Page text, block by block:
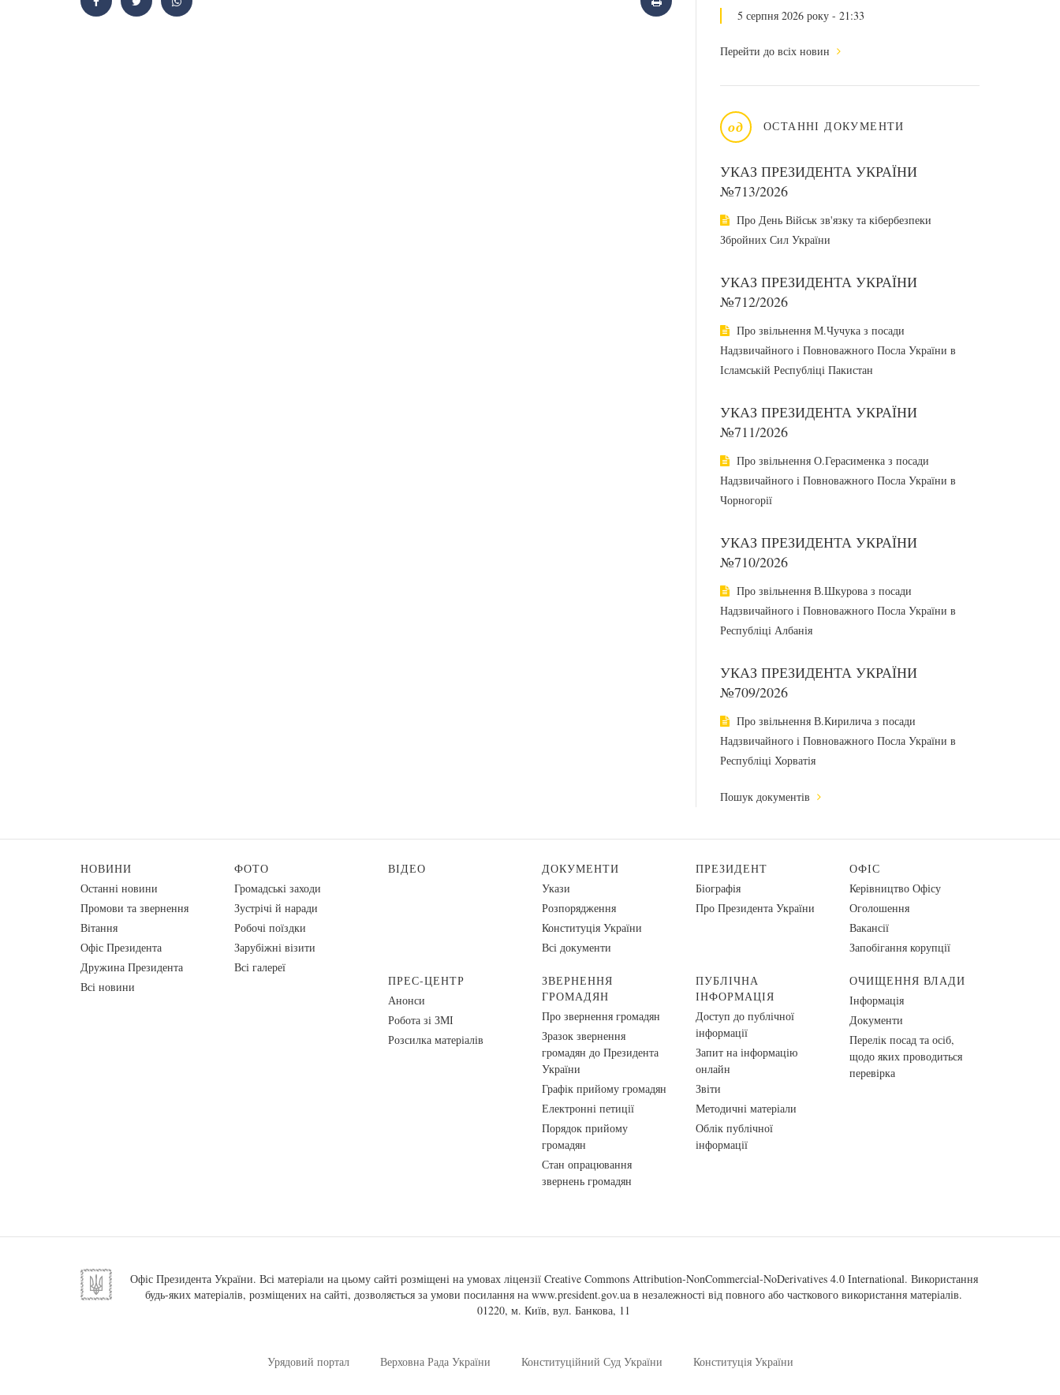
5 серпня 2026 року - 21:33
Перейти до всіх новин
од ОСТАННІ ДОКУМЕНТИ
УКАЗ ПРЕЗИДЕНТА УКРАЇНИ
№713/2026
Про День Військ зв'язку та кібербезпеки
Збройних Сил України
УКАЗ ПРЕЗИДЕНТА УКРАЇНИ
№712/2026
Про звільнення М.Чучука з посади
Надзвичайного і Повноважного Посла України в
Ісламській Республіці Пакистан
УКАЗ ПРЕЗИДЕНТА УКРАЇНИ
№711/2026
Про звільнення О.Герасименка з посади
Надзвичайного і Повноважного Посла України в
Чорногорії
УКАЗ ПРЕЗИДЕНТА УКРАЇНИ
№710/2026
Про звільнення В.Шкурова з посади
Надзвичайного і Повноважного Посла України в
Республіці Албанія
УКАЗ ПРЕЗИДЕНТА УКРАЇНИ
№709/2026
Про звільнення В.Кирилича з посади
Надзвичайного і Повноважного Посла України в
Республіці Хорватія
Пошук документів
НОВИНИ
Останні новини
Промови та звернення
Вiтання
Офіс Президента
Дружина Президента
Всі новини
ФОТО
Громадські заходи
Зустрічі й наради
Робочі поїздки
Зарубіжні візити
Всі галереї
ВІДЕО
ДОКУМЕНТИ
Укази
Розпорядження
Конституція України
Всі документи
ПРЕЗИДЕНТ
Біографія
Про Президента України
ОФІС
Керівництво Офісу
Оголошення
Вакансії
Запобігання корупції
ПРЕС-ЦЕНТР
Анонси
Робота зі ЗМІ
Розсилка матеріалів
ЗВЕРНЕННЯ
ГРОМАДЯН
Про звернення громадян
Зразок звернення
громадян до Президента
України
Графік прийому громадян
Електронні петиції
Порядок прийому
громадян
Стан опрацювання
звернень громадян
ПУБЛІЧНА
ІНФОРМАЦІЯ
Доступ до публічної
інформації
Запит на інформацію
онлайн
Звіти
Методичні матеріали
Облік публічної
інформації
ОЧИЩЕННЯ ВЛАДИ
Інформація
Документи
Перелік посад та осіб,
щодо яких проводиться
перевірка
Офіс Президента України. Всі матеріали на цьому сайті розміщені на умовах ліцензії Creative Commons Attribution-NonCommercial-NoDerivatives 4.0 International. Використання
будь-яких матеріалів, розміщених на сайті, дозволяється за умови посилання на www.president.gov.ua в незалежності від повного або часткового використання матеріалів.
01220, м. Київ, вул. Банкова, 11
Урядовий портал Верховна Рада України Конституційний Суд України Конституція України